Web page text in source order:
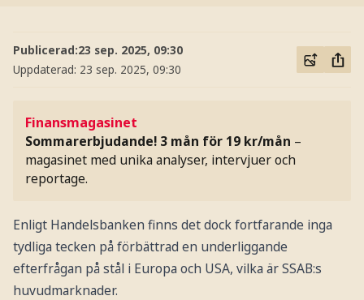
Publicerad:23 sep. 2025, 09:30
Uppdaterad: 23 sep. 2025, 09:30
Finansmagasinet
Sommarerbjudande! 3 mån för 19 kr/mån –
magasinet med unika analyser, intervjuer och
reportage.
Enligt Handelsbanken finns det dock fortfarande inga
tydliga tecken på förbättrad en underliggande
efterfrågan på stål i Europa och USA, vilka är SSAB:s
huvudmarknader.